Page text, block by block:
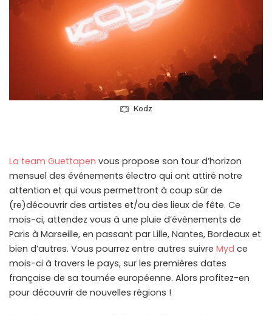
Kodz
La team Guettapen vous propose son tour d’horizon
mensuel des événements électro qui ont attiré notre
attention et qui vous permettront à coup sûr de
(re)découvrir des artistes et/ou des lieux de fête. Ce
mois-ci, attendez vous à une pluie d’évènements de
Paris à Marseille, en passant par Lille, Nantes, Bordeaux et
bien d’autres. Vous pourrez entre autres suivre Myd ce
mois-ci à travers le pays, sur les premières dates
française de sa tournée européenne. Alors profitez-en
pour découvrir de nouvelles régions !